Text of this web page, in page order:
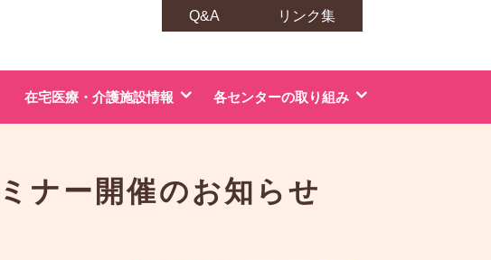
Q&A リンク集
在宅医療・介護施設情報 各センターの取り組み
ナー開催のお知らせ